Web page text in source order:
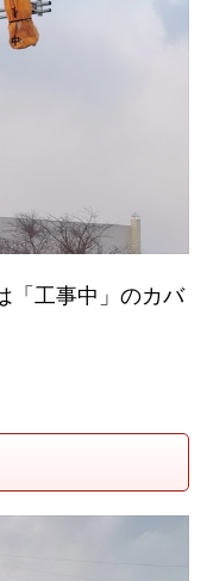
「工事中」のカバ